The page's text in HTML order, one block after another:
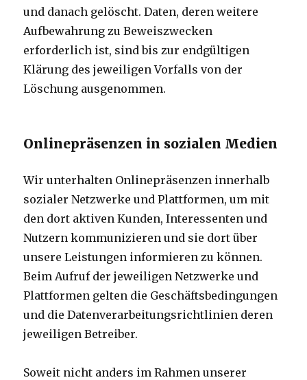
und danach gelöscht. Daten, deren weitere
Aufbewahrung zu Beweiszwecken
erforderlich ist, sind bis zur endgültigen
Klärung des jeweiligen Vorfalls von der
Löschung ausgenommen.
Onlinepräsenzen in sozialen Medien
Wir unterhalten Onlinepräsenzen innerhalb
sozialer Netzwerke und Plattformen, um mit
den dort aktiven Kunden, Interessenten und
Nutzern kommunizieren und sie dort über
unsere Leistungen informieren zu können.
Beim Aufruf der jeweiligen Netzwerke und
Plattformen gelten die Geschäftsbedingungen
und die Datenverarbeitungsrichtlinien deren
jeweiligen Betreiber.
Soweit nicht anders im Rahmen unserer